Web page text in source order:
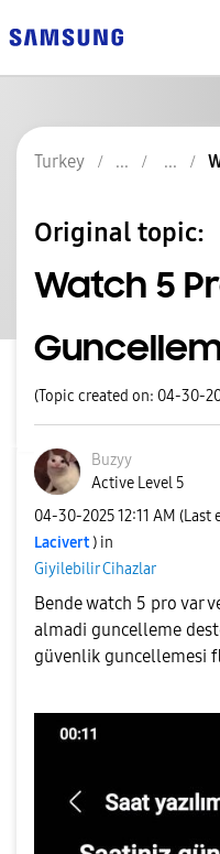
Turkey
Original topic:
Watch 5
(Topic created on: 04-30-
Buzyy
Active Level 5
‎04-30-202512:11 AM (Last
Lacivert ) in
Giyilebilir Cihazlar
Bende watch 5 pro var
almadi guncelleme
güvenlik guncellemesi